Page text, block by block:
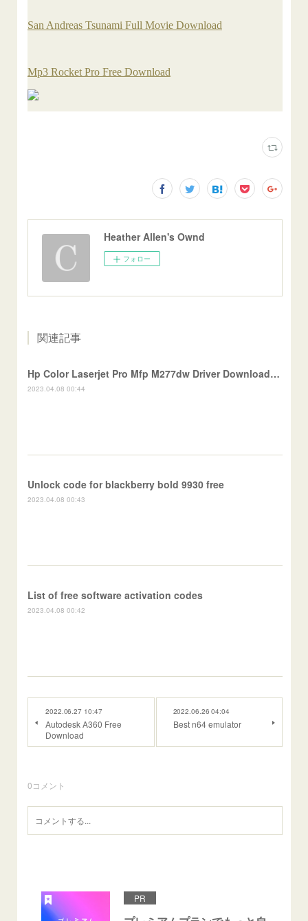
Heather Allen's Ownd
フォロー
関連記事
Hp Color Laserjet Pro Mfp M277dw Driver Download Mac
2023.04.08 00:44
Unlock code for blackberry bold 9930 free
2023.04.08 00:43
List of free software activation codes
2023.04.08 00:42
2022.06.27 10:47
Autodesk A360 Free
Download
2022.06.26 04:04
Best n64 emulator
0コメント
PR